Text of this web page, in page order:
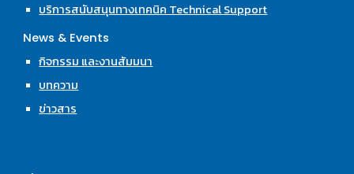
บริการสนับสนุนทางเทคนิค Technical Support
News & Events
กิจกรรม และงานสัมมนา
บทความ
ข่าวสาร